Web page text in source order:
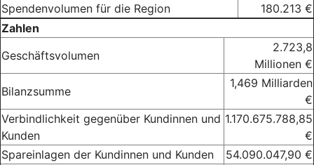
Spendenvolumen für die Region
180.213 €
Zahlen
Geschäftsvolumen
2.723,8
Millionen €
Bilanzsumme
1,469 Milliarden
€
Verbindlichkeit gegenüber Kundinnen und
Kunden
1.170.675.788,85
€
Spareinlagen der Kundinnen und Kunden
54.090.047,90 €